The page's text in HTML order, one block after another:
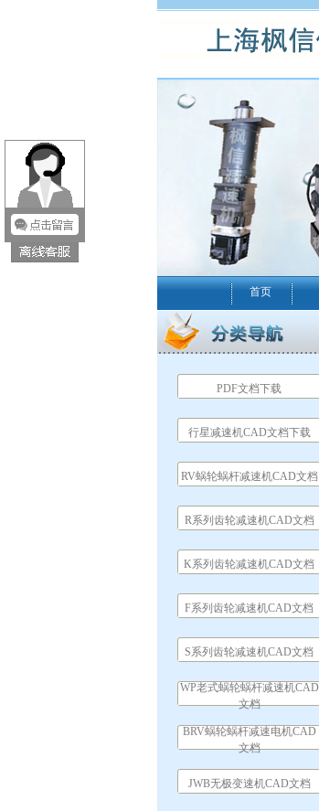
首页
PDF文档下载
行星减速机CAD文档下载
RV蜗轮蜗杆减速机CAD文档
R系列齿轮减速机CAD文档
K系列齿轮减速机CAD文档
F系列齿轮减速机CAD文档
S系列齿轮减速机CAD文档
WP老式蜗轮蜗杆减速机CAD
文档
BRV蜗轮蜗杆减速电机CAD
文档
JWB无极变速机CAD文档